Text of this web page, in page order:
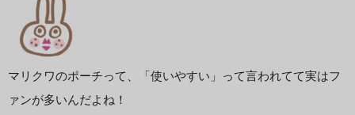
マリクワのポーチって、「使いやすい」って言われてて実はフ
ァンが多いんだよね！